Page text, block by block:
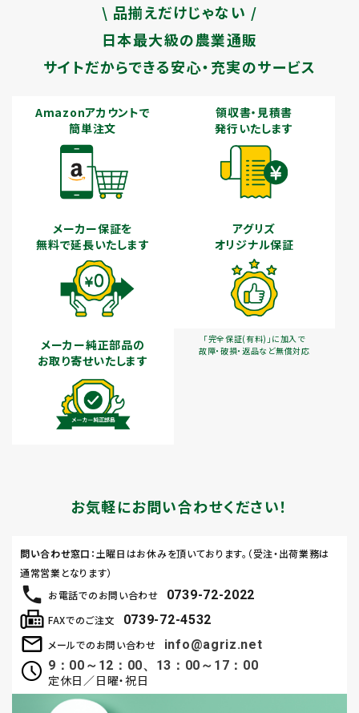
\ 品揃えだけじゃない /
日本最大級の農業通販
サイトだからできる安心・充実のサービス
Amazonアカウントで
簡単注文
領収書・見積書
発行いたします
メーカー保証を
無料で延長いたします
アグリズ
オリジナル保証
「完全保証(有料)」に加入で
故障・破損・返品など無償対応
メーカー純正部品の
お取り寄せいたします
お気軽にお問い合わせください！
お電話でのお問い合わせ 0739-72-2022
メールでのお問い合わせ
info@agriz.net
9：00～12：00、13：00～17：00
定休日／日曜・祝日
FAXでのご注文 0739-72-4532
問い合わせ窓口 ：土曜日はお休みを頂いております。（受注・出荷業務は
通常営業となります）